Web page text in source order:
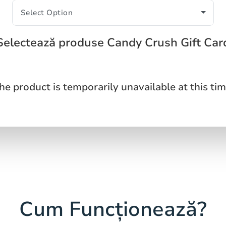
produse Candy Crush Gift
product is temporarily unavailable at this
Cum Funcționează?